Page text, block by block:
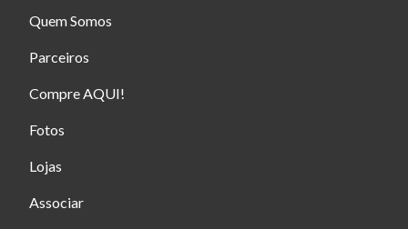
Quem Somos
Parceiros
Compre AQUI!
Fotos
Lojas
Associar